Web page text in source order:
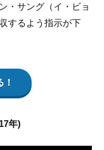
・サング（イ・ビョ
するよう指示が下
年)